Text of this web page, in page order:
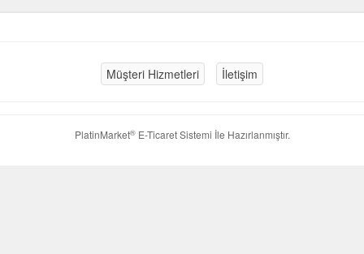
Müşteri Hizmetleri İletişim
PlatinMarket®E-Ticaret Sistemi İle Hazırlanmıştır.